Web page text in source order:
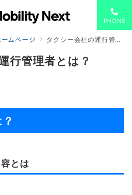
PHONE
ムページ タクシー会社の運行管理者とは？
行管理者とは？
とは